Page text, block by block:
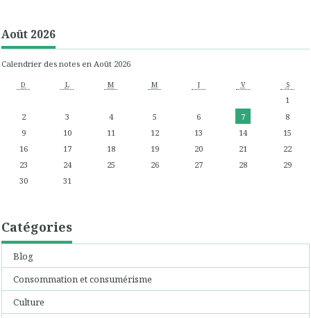
Août 2026
Calendrier des notes en Août 2026
D L M M J V S
1
2
3 4 5 6 7
8
9
10 11 12 13 14
15
16
17 18 19 20 21
22
23
24 25 26 27 28
29
30
31
Catégories
Blog
Consommation et consumérisme
Culture